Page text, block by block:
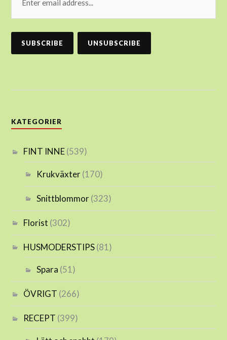
KATEGORIER
FINT INNE(539)
Krukväxter(170)
Snittblommor(323)
Florist (302)
HUSMODERSTIPS(81)
Spara (51)
ÖVRIGT (266)
RECEPT (399)